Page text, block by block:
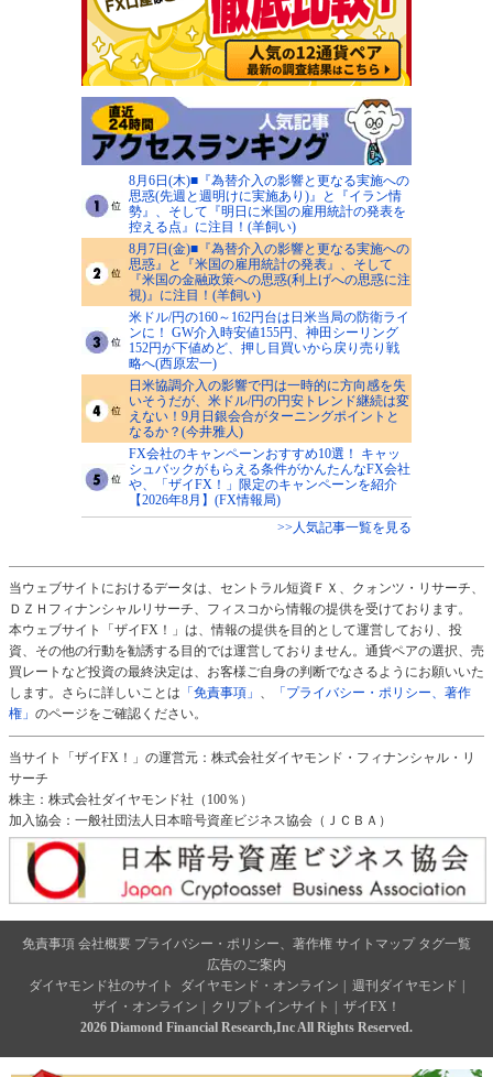
8月6日(木)■『為替介入の影響と更なる実施への
思惑(先週と週明けに実施あり)』と『イラン情
勢』、そして『明日に米国の雇用統計の発表を
控える点』に注目！(羊飼い)
8月7日(金)■『為替介入の影響と更なる実施への
思惑』と『米国の雇用統計の発表』、そして
『米国の金融政策への思惑(利上げへの思惑に注
視)』に注目！(羊飼い)
米ドル/円の160～162円台は日米当局の防衛ライ
ンに！ GW介入時安値155円、神田シーリング
152円が下値めど、押し目買いから戻り売り戦
略へ(西原宏一)
日米協調介入の影響で円は一時的に方向感を失
いそうだが、米ドル/円の円安トレンド継続は変
えない！9月日銀会合がターニングポイントと
なるか？(今井雅人)
FX会社のキャンペーンおすすめ10選！ キャッ
シュバックがもらえる条件がかんたんなFX会社
や、「ザイFX！」限定のキャンペーンを紹介
【2026年8月】(FX情報局)
>>人気記事一覧を見る
当ウェブサイトにおけるデータは、セントラル短資ＦＸ、クォンツ・リサーチ、
ＤＺＨフィナンシャルリサーチ、フィスコから情報の提供を受けております。
本ウェブサイト「ザイFX！」は、情報の提供を目的として運営しており、投
資、その他の行動を勧誘する目的では運営しておりません。通貨ペアの選択、売
買レートなど投資の最終決定は、お客様ご自身の判断でなさるようにお願いいた
します。さらに詳しいことは 「免責事項」 、
「プライバシー・ポリシー、著作
権」 のページをご確認ください。
当サイト「ザイFX！」の運営元：株式会社ダイヤモンド・フィナンシャル・リ
サーチ
株主：株式会社ダイヤモンド社（100％）
加入協会：一般社団法人日本暗号資産ビジネス協会（ＪＣＢＡ）
免責事項 会社概要 プライバシー・ポリシー、著作権 サイトマップ タグ一覧
広告のご案内
ダイヤモンド社のサイト
ダイヤモンド・オンライン 週刊ダイヤモンド
ザイ・オンライン
クリプトインサイト
ザイFX！
2026 Diamond Financial Research,Inc All Rights Reserved.